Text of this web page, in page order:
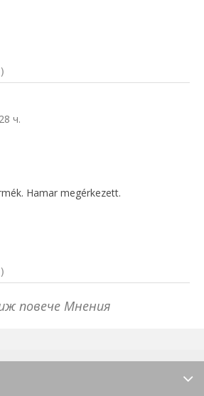
ч.
Hamar megérkezett.
повече Мнения